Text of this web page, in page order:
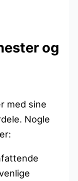
og
med sine
Nogle